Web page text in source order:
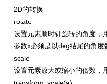
2D的转换
rotate
设置元素顺时针旋转的角度，
参数x必须是以deg结尾的角度
scale
设置元素放大或缩小的倍数，